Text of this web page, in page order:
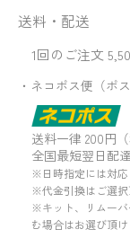
送料・配送
1回のご注文
・ネコポス便（ポ
送料一律 200円（
全国最短翌日配達
※日時指定には対応
※代金引換はご選択
※キット、リムー
む場合はお選び頂け